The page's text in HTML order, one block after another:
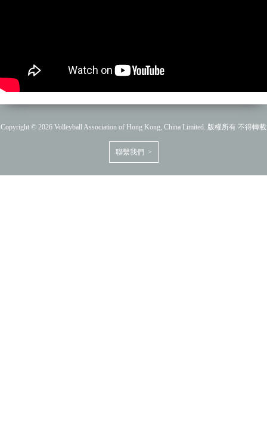
Copyright © 2026 Volleyball Association of Hong Kong, China Limited. 版權所有 不得轉載
聯繫我們 >